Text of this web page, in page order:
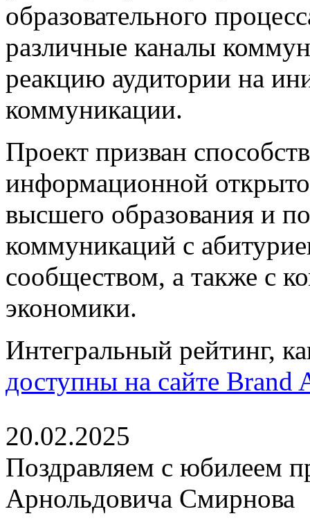
образовательного
различные каналы
реакцию аудитории на
коммуникации.
Проект призван
информационной
высшего образования и
коммуникаций с
сообществом, а также с
экономики.
Интегральный рейтинг,
доступны на сайте Brand
20.02.2025
Поздравляем с юбилеем
Арнольдовича Смирнова